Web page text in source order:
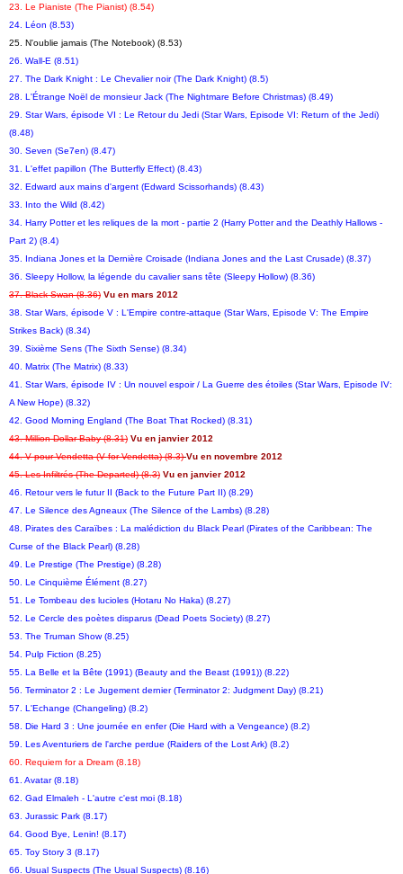
23. Le Pianiste (The Pianist) (8.54)
24. Léon (8.53)
25. N'oublie jamais (The Notebook) (8.53)
26. Wall-E (8.51)
27. The Dark Knight : Le Chevalier noir (The Dark Knight) (8.5)
28. L'Étrange Noël de monsieur Jack (The Nightmare Before Christmas) (8.49)
29. Star Wars, épisode VI : Le Retour du Jedi (Star Wars, Episode VI: Return of the Jedi)
(8.48)
30. Seven (Se7en) (8.47)
31. L'effet papillon (The Butterfly Effect) (8.43)
32. Edward aux mains d'argent (Edward Scissorhands) (8.43)
33. Into the Wild (8.42)
34. Harry Potter et les reliques de la mort - partie 2 (Harry Potter and the Deathly Hallows -
Part 2) (8.4)
35. Indiana Jones et la Dernière Croisade (Indiana Jones and the Last Crusade) (8.37)
36. Sleepy Hollow, la légende du cavalier sans tête (Sleepy Hollow) (8.36)
37. Black Swan (8.36) Vu en mars 2012
38. Star Wars, épisode V : L'Empire contre-attaque (Star Wars, Episode V: The Empire
Strikes Back) (8.34)
39. Sixième Sens (The Sixth Sense) (8.34)
40. Matrix (The Matrix) (8.33)
41. Star Wars, épisode IV : Un nouvel espoir / La Guerre des étoiles (Star Wars, Episode IV:
A New Hope) (8.32)
42. Good Morning England (The Boat That Rocked) (8.31)
43. Million Dollar Baby (8.31) Vu en janvier 2012
44. V pour Vendetta (V for Vendetta) (8.3) Vu en novembre 2012
45. Les Infiltrés (The Departed) (8.3) Vu en janvier 2012
46. Retour vers le futur II (Back to the Future Part II) (8.29)
47. Le Silence des Agneaux (The Silence of the Lambs) (8.28)
48. Pirates des Caraïbes : La malédiction du Black Pearl (Pirates of the Caribbean: The
Curse of the Black Pearl) (8.28)
49. Le Prestige (The Prestige) (8.28)
50. Le Cinquième Élément (8.27)
51. Le Tombeau des lucioles (Hotaru No Haka) (8.27)
52. Le Cercle des poètes disparus (Dead Poets Society) (8.27)
53. The Truman Show (8.25)
54. Pulp Fiction (8.25)
55. La Belle et la Bête (1991) (Beauty and the Beast (1991)) (8.22)
56. Terminator 2 : Le Jugement dernier (Terminator 2: Judgment Day) (8.21)
57. L'Echange (Changeling) (8.2)
58. Die Hard 3 : Une journée en enfer (Die Hard with a Vengeance) (8.2)
59. Les Aventuriers de l'arche perdue (Raiders of the Lost Ark) (8.2)
60. Requiem for a Dream (8.18)
61. Avatar (8.18)
62. Gad Elmaleh - L'autre c'est moi (8.18)
63. Jurassic Park (8.17)
64. Good Bye, Lenin! (8.17)
65. Toy Story 3 (8.17)
66. Usual Suspects (The Usual Suspects) (8.16)